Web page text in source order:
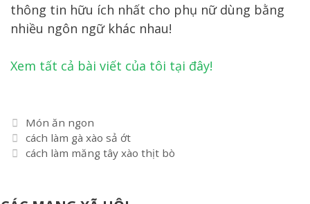
thông tin hữu ích nhất cho phụ nữ dùng bằng
nhiều ngôn ngữ khác nhau!
Xem tất cả bài viết của tôi tại đây!
Danh
mục
Món ăn ngon
Điều
hướng
cách làm gà xào sả ớt
cách làm măng tây xào thịt bò